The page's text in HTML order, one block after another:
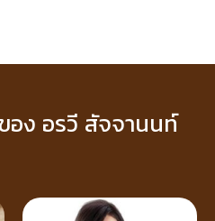
อง อรวี สัจจานนท์